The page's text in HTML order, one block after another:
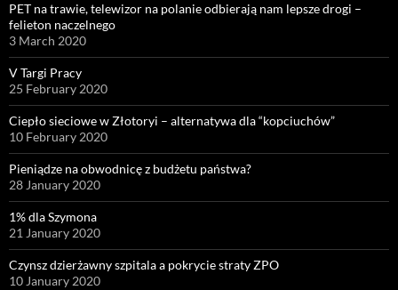
PET na trawie, telewizor na polanie odbierają nam lepsze drogi –
felieton naczelnego
3 March 2020
V Targi Pracy
25 February 2020
Ciepło sieciowe w Złotoryi – alternatywa dla “kopciuchów”
10 February 2020
Pieniądze na obwodnicę z budżetu państwa?
28 January 2020
1% dla Szymona
21 January 2020
Czynsz dzierżawny szpitala a pokrycie straty ZPO
10 January 2020